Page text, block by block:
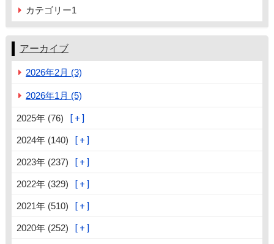
カテゴリー1
アーカイブ
2026年2月 (3)
2026年1月 (5)
2025年 (76)
2024年 (140)
2023年 (237)
2022年 (329)
2021年 (510)
2020年 (252)